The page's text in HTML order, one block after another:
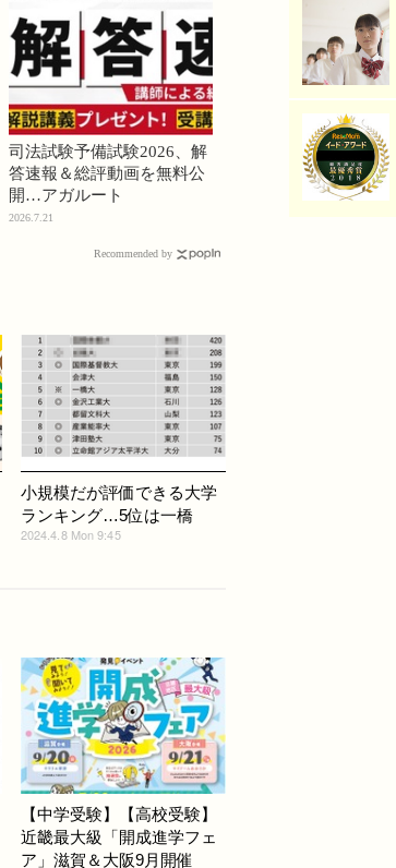
司法試験予備試験2026、解
答速報＆総評動画を無料公
開…アガルート
2026.7.21
Recommended by
小規模だが評価できる大学
ランキング…5位は一橋
2024.4.8 Mon 9:45
【中学受験】【高校受験】
近畿最大級「開成進学フェ
ア」滋賀＆大阪9月開催